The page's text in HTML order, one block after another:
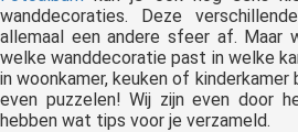
wanddecoraties. Deze
allemaal een andere sfeer af.
welke wanddecoratie past in welke
in woonkamer, keuken of
even puzzelen!Wij zijn even door
hebben wat tips voor je verzameld.